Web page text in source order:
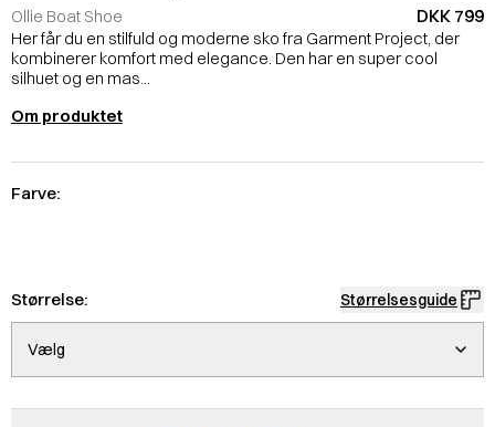
Ollie Boat Shoe DKK 799
Her får du en stilfuld og moderne sko fra Garment Project, der
kombinerer komfort med elegance. Den har en super cool
silhuet og en mas...
Om produktet
Farve:
Størrelse: Størrelsesguide
Vælg